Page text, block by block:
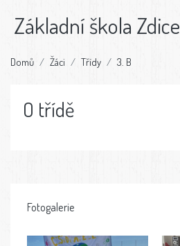
Základní škola Zdice
Domů Žáci Třídy 3. B
O třídě
Fotogalerie